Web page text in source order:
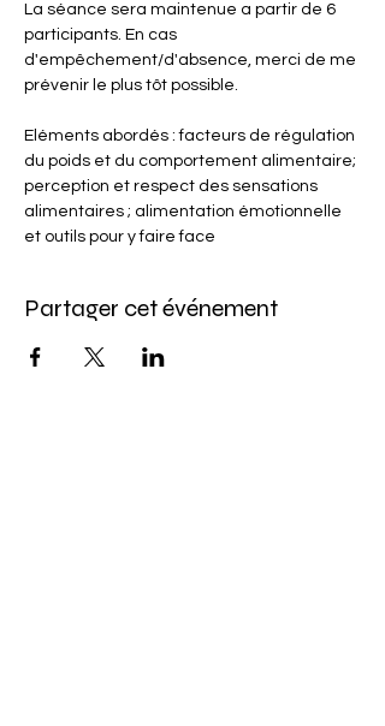
La séance sera maintenue a partir de 6
participants. En cas
d'empêchement/d'absence, merci de me
prévenir le plus tôt possible.
Eléments abordés : facteurs de régulation
du poids et du comportement alimentaire;
perception et respect des sensations
alimentaires ; alimentation émotionnelle
et outils pour y faire face
Partager cet événement